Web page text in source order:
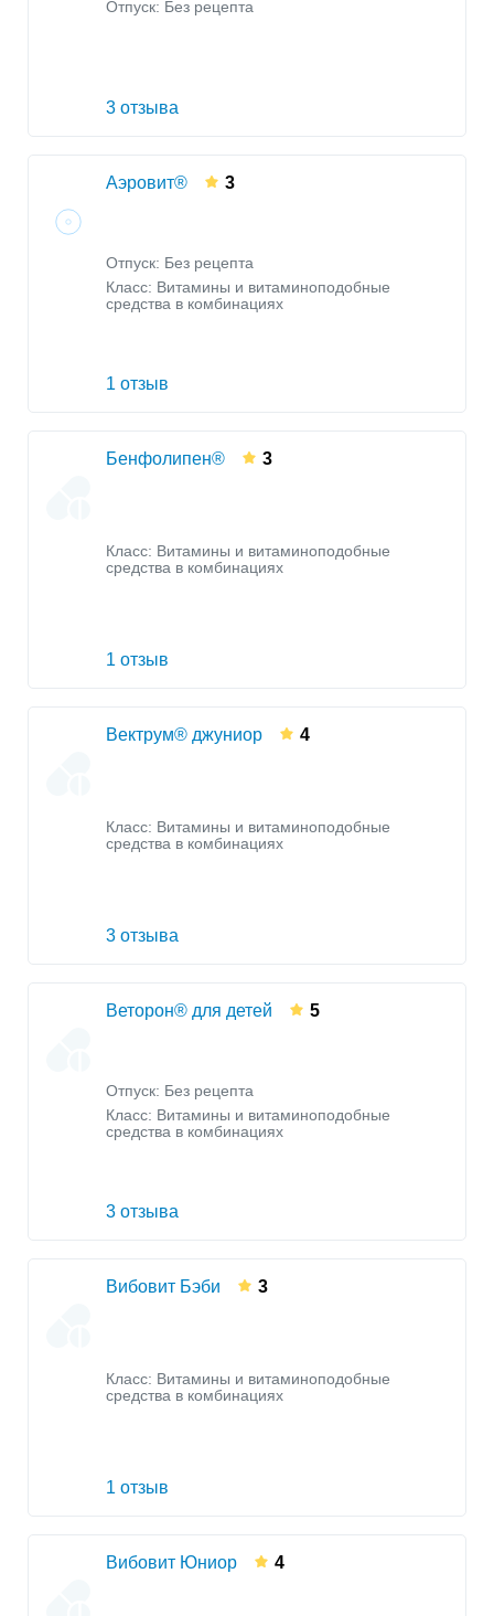
Отпуск: Без рецепта
3 отзыва
Аэровит® 3
Отпуск: Без рецепта
Класс: Витамины и витаминоподобные
средства в комбинациях
1 отзыв
Бенфолипен® 3
Класс: Витамины и витаминоподобные
средства в комбинациях
1 отзыв
Вектрум® джуниор 4
Класс: Витамины и витаминоподобные
средства в комбинациях
3 отзыва
Веторон® для детей 5
Отпуск: Без рецепта
Класс: Витамины и витаминоподобные
средства в комбинациях
3 отзыва
Вибовит Бэби 3
Класс: Витамины и витаминоподобные
средства в комбинациях
1 отзыв
Вибовит Юниор 4